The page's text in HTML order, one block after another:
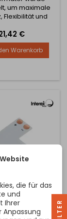
um maximale
Flexibilität und
zu
Produkt ist
als nur ein
Ihres LED-
neues Niveau.
einer...
€
Warenkorb
FÜR LED-
10 MM
oder 24V DC
die für das
und
Ihrer
R